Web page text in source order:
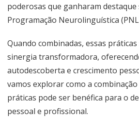
poderosas que ganharam destaque
Programação Neurolinguística
Quando combinadas, essas
sinergia transformadora,
autodescoberta e crescimento
vamos explorar como a combinação
práticas pode ser benéfica para o
pessoal e profissional.